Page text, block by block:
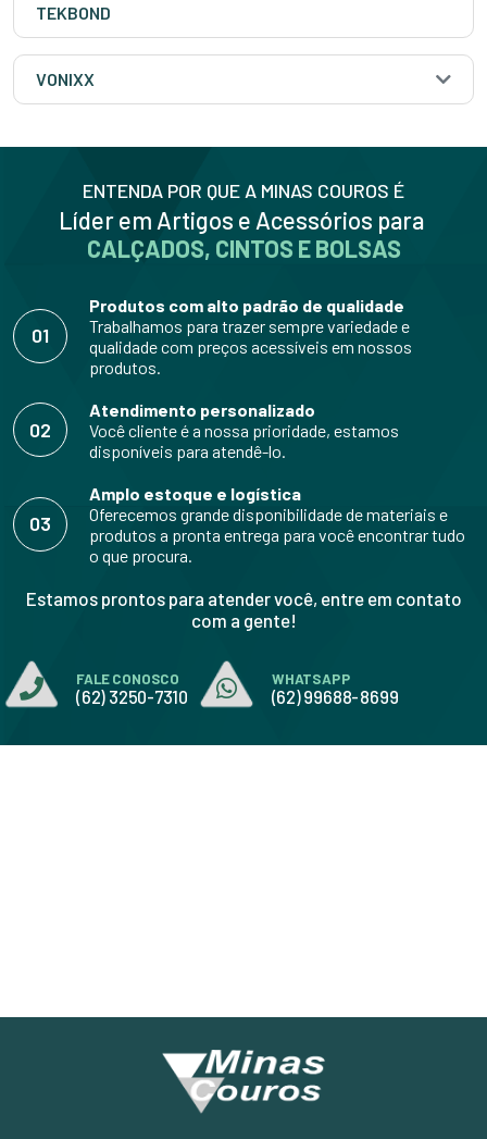
TEKBOND
VONIXX
ENTENDA POR QUE A MINAS COUROS É
Líder em Artigos e Acessórios para
CALÇADOS, CINTOS E BOLSAS
01
Produtos com alto padrão de qualidade
Trabalhamos para trazer sempre variedade e
qualidade com preços acessíveis em nossos
produtos.
02
Atendimento personalizado
Você cliente é a nossa prioridade, estamos
disponíveis para atendê-lo.
03
Amplo estoque e logística
Oferecemos grande disponibilidade de materiais e
produtos a pronta entrega para você encontrar tudo
o que procura.
Estamos prontos para atender você, entre em contato
com a gente!
FALE CONOSCO
(62) 3250-7310
WHATSAPP
(62) 99688-8699